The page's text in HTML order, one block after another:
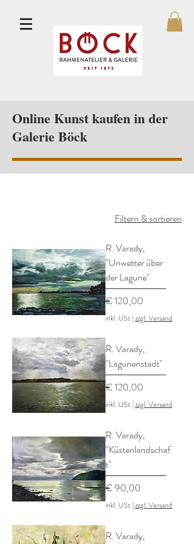
Online Kunst kaufen in der
Galerie Böck
Filtern & sortieren
R. Varady,
"Unwetter über
der Lagune"
Preis
€ 120,00
inkl. USt |zzgl. Versand
R. Varady,
"Lagunenstadt"
Preis
€ 120,00
inkl. USt |zzgl. Versand
R. Varady,
"Küstenlandschaf
t"
Preis
€ 90,00
inkl. USt |zzgl. Versand
R. Varady,